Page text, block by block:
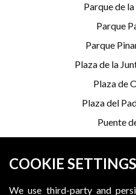
COOKIE SETTINGS
We use third-party and
Parque de
Parque
Parque
Plaza de la
Plaza de
Plaza del
Puente
Serrería
*Programming is